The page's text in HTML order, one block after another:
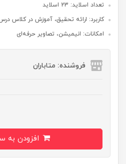
تعداد اسلاید: 23 اسلاید
کاربرد: ارائه تحقیق، آموزش در کلاس درس
امکانات: انیمیشن، تصاویر حرفه‌ای
فروشنده: متاباران